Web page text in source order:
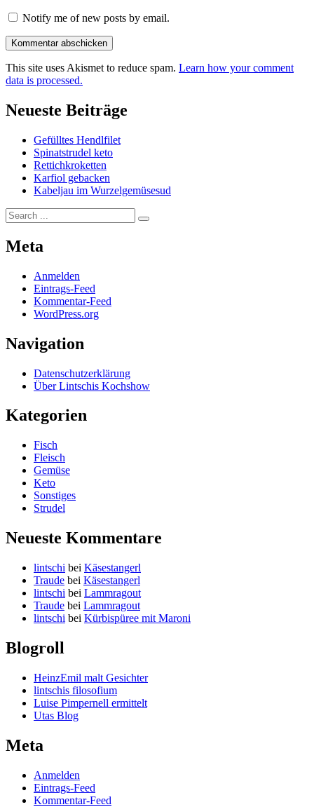
Notify me of new posts by email.
This site uses Akismet to reduce spam. Learn how your comment
data is processed.
Neueste Beiträge
Gefülltes Hendlfilet
Spinatstrudel keto
Rettichkroketten
Karfiol gebacken
Kabeljau im Wurzelgemüsesud
Search
for:
Meta
Anmelden
Eintrags-Feed
Kommentar-Feed
WordPress.org
Navigation
Datenschutzerklärung
Über Lintschis Kochshow
Kategorien
Fisch
Fleisch
Gemüse
Keto
Sonstiges
Strudel
Neueste Kommentare
lintschi bei Käsestangerl
Traude bei Käsestangerl
lintschi bei Lammragout
Traude bei Lammragout
lintschi bei Kürbispüree mit Maroni
Blogroll
HeinzEmil malt Gesichter
lintschis filosofium
Luise Pimpernell ermittelt
Utas Blog
Meta
Anmelden
Eintrags-Feed
Kommentar-Feed